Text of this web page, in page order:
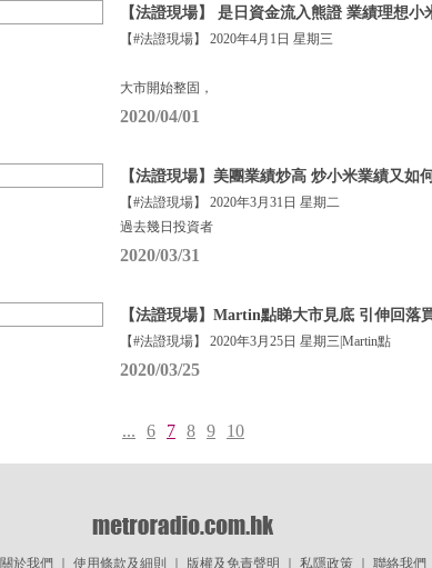
【法證現場】 是日資金流入熊證 業績理想小
【#法證現場】 2020年4月1日 星期三
大市開始整固，
2020/04/01
【法證現場】美團業績炒高 炒小米業績又如
【#法證現場】 2020年3月31日 星期二
過去幾日投資者
2020/03/31
【法證現場】Martin點睇大市見底 引伸回落
【#法證現場】 2020年3月25日 星期三|Martin點
2020/03/25
... 6 7 8 9 10
關於我們 使用條款及細則 版權及免責聲明 私隱政策｜ 聯絡我們